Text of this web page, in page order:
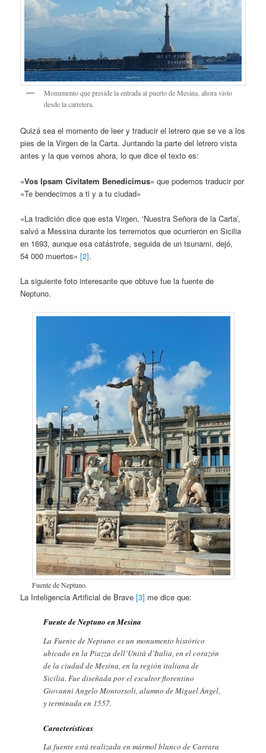
Monumento que preside la entrada al puerto de Mesina, ahora visto
desde la carretera.
Quizá sea el momento de leer y traducir el letrero que se ve a los
pies de la Virgen de la Carta. Juntando la parte del letrero vista
antes y la que vemos ahora, lo que dice el texto es:
«Vos Ipsam Civitatem Benedicimus» que podemos traducir por
«Te bendecimos a ti y a tu ciudad»
«La tradición dice que esta Virgen, ‘Nuestra Señora de la Carta’,
salvó a Messina durante los terremotos que ocurrieron en Sicilia
en 1693, aunque esa catástrofe, seguida de un tsunami, dejó,
54 000 muertos»[2].
La siguiente foto interesante que obtuve fue la fuente de
Neptuno.
Fuente de Neptuno.
La Inteligencia Artificial de Brave[3] me dice que:
Fuente de Neptuno en Mesina
La Fuente de Neptuno es un monumento histórico
ubicado en la Piazza dell’Unità d’Italia, en el corazón
de la ciudad de Mesina, en la región italiana de
Sicilia. Fue diseñada por el escultor florentino
Giovanni Angelo Montorsoli, alumno de Miguel Ángel,
y terminada en 1557.
Características
La fuente está realizada en mármol blanco de Carrara